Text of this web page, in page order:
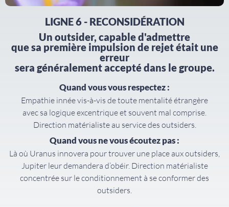
LIGNE 6 - RECONSIDÉRATION
Un outsider, capable d'admettre
que sa première impulsion de rejet était une
erreur
sera généralement accepté dans le groupe.
Quand vous vous respectez :
Empathie innée vis-à-vis de toute mentalité étrangère
avec sa logique excentrique et souvent mal comprise.
Direction matérialiste au service des outsiders.
Quand vous ne vous écoutez pas :
Là où Uranus innovera pour trouver une place aux outsiders,
Jupiter leur demandera d’obéir. Direction matérialiste
concentrée sur le conditionnement à se conformer des
outsiders.